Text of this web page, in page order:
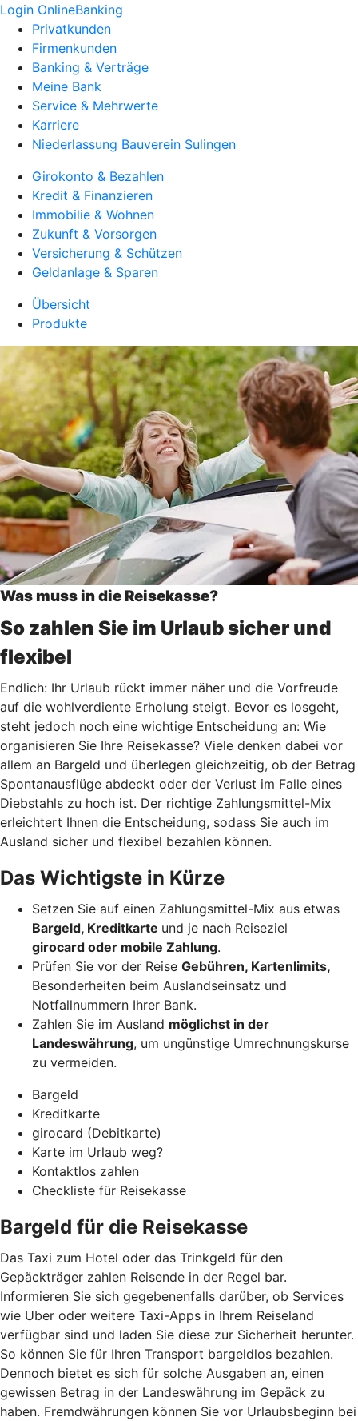
Login OnlineBanking
Privatkunden
Firmenkunden
Banking & Verträge
Meine Bank
Service & Mehrwerte
Karriere
Niederlassung Bauverein Sulingen
Girokonto & Bezahlen
Kredit & Finanzieren
Immobilie & Wohnen
Zukunft & Vorsorgen
Versicherung & Schützen
Geldanlage & Sparen
Übersicht
Produkte
Was muss in die Reisekasse?
So zahlen Sie im Urlaub sicher und
flexibel
Endlich: Ihr Urlaub rückt immer näher und die Vorfreude
auf die wohlverdiente Erholung steigt. Bevor es losgeht,
steht jedoch noch eine wichtige Entscheidung an: Wie
organisieren Sie Ihre Reisekasse? Viele denken dabei vor
allem an Bargeld und überlegen gleichzeitig, ob der Betrag
Spontanausflüge abdeckt oder der Verlust im Falle eines
Diebstahls zu hoch ist. Der richtige Zahlungsmittel-Mix
erleichtert Ihnen die Entscheidung, sodass Sie auch im
Ausland sicher und flexibel bezahlen können.
Das Wichtigste in Kürze
Setzen Sie auf einen Zahlungsmittel-Mix aus etwas
Bargeld, Kreditkarte und je nach Reiseziel
girocard oder mobile Zahlung.
Prüfen Sie vor der Reise Gebühren, Kartenlimits,
Besonderheiten beim Auslandseinsatz und
Notfallnummern Ihrer Bank.
Zahlen Sie im Ausland möglichst in der
Landeswährung, um ungünstige Umrechnungskurse
zu vermeiden.
Bargeld
Kreditkarte
girocard (Debitkarte)
Karte im Urlaub weg?
Kontaktlos zahlen
Checkliste für Reisekasse
Bargeld für die Reisekasse
Das Taxi zum Hotel oder das Trinkgeld für den
Gepäckträger zahlen Reisende in der Regel bar.
Informieren Sie sich gegebenenfalls darüber, ob Services
wie Uber oder weitere Taxi-Apps in Ihrem Reiseland
verfügbar sind und laden Sie diese zur Sicherheit herunter.
So können Sie für Ihren Transport bargeldlos bezahlen.
Dennoch bietet es sich für solche Ausgaben an, einen
gewissen Betrag in der Landeswährung im Gepäck zu
haben. Fremdwährungen können Sie vor Urlaubsbeginn bei